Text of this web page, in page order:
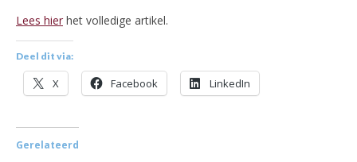
Lees hier het volledige artikel.
Deel dit via:
X Facebook LinkedIn
Gerelateerd